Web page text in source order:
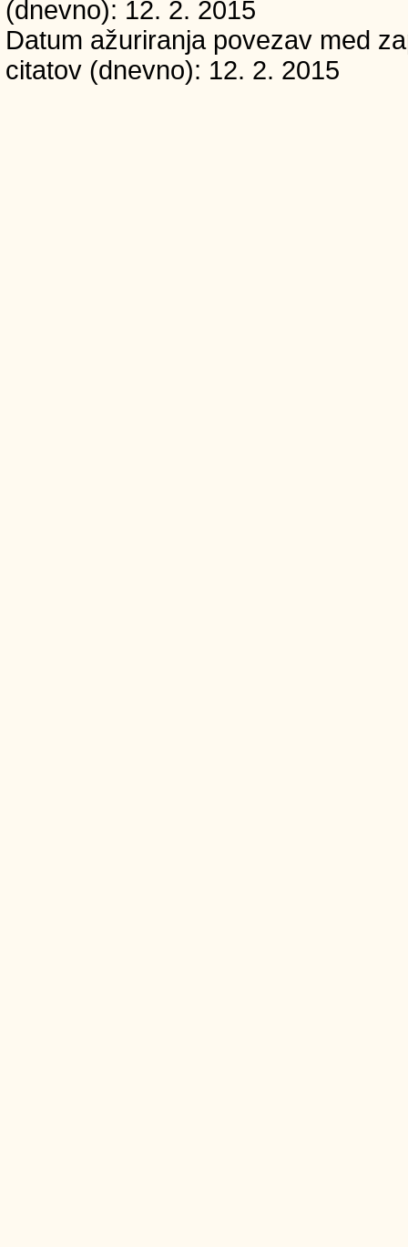
(dnevno): 12. 2. 2015
Datum ažuriranja povezav med
citatov (dnevno): 12. 2. 2015